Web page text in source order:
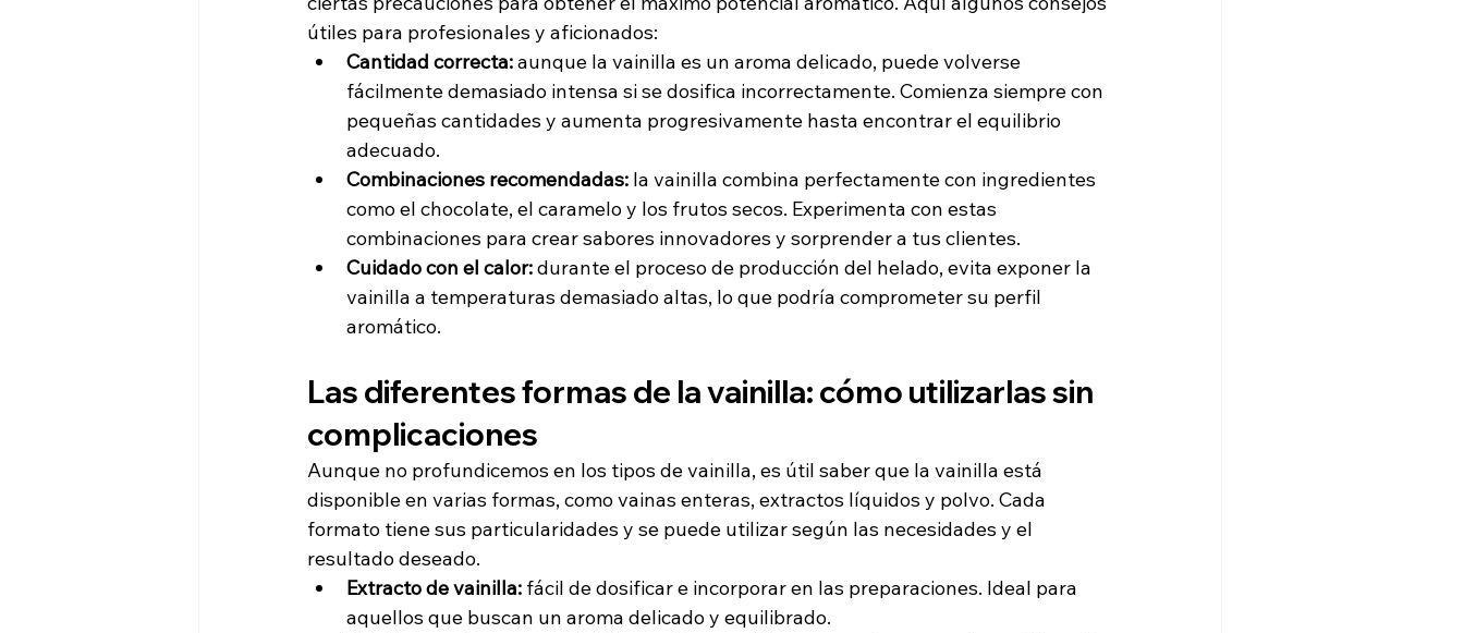
útiles para profesionales y aficionados:
Cantidad correcta: aunque la vainilla es un aroma delicado, puede volverse
fácilmente demasiado intensa si se dosifica incorrectamente. Comienza siempre con
pequeñas cantidades y aumenta progresivamente hasta encontrar el equilibrio
adecuado.
Combinaciones recomendadas: la vainilla combina perfectamente con ingredientes
como el chocolate, el caramelo y los frutos secos. Experimenta con estas
combinaciones para crear sabores innovadores y sorprender a tus clientes.
Cuidado con el calor: durante el proceso de producción del helado, evita exponer la
vainilla a temperaturas demasiado altas, lo que podría comprometer su perfil
aromático.
Las diferentes formas de la vainilla: cómo utilizarlas sin
complicaciones
Aunque no profundicemos en los tipos de vainilla, es útil saber que la vainilla está
disponible en varias formas, como vainas enteras, extractos líquidos y polvo. Cada
formato tiene sus particularidades y se puede utilizar según las necesidades y el
resultado deseado.
Extracto de vainilla: fácil de dosificar e incorporar en las preparaciones. Ideal para
aquellos que buscan un aroma delicado y equilibrado.